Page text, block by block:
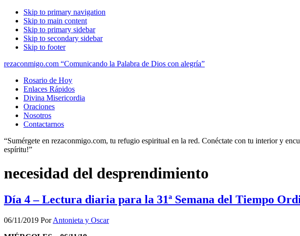
Skip to primary navigation
Skip to main content
Skip to primary sidebar
Skip to secondary sidebar
Skip to footer
rezaconmigo.com “Comunicando la Palabra de Dios con alegría”
Rosario de Hoy
Enlaces Rápidos
Divina Misericordia
Oraciones
Nosotros
Contactarnos
“Sumérgete en rezaconmigo.com, tu refugio espiritual en la red. Conéctate con tu interior y
espíritu!”
necesidad del desprendimiento
Día 4 – Lectura diaria para la 31ª Semana del Tiempo
06/11/2019 PorAntonieta y Oscar